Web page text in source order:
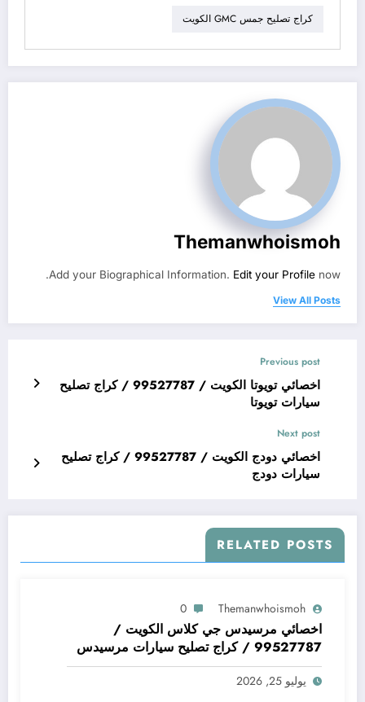
كراج تصليح جمس GMC الكويت
Themanwhoismoh
Add your Biographical Information. Edit your Profile now.
View All Posts
Previous post
اخصائي تويوتا الكويت / 99527787 / كراج تصليح
سيارات تويوتا
Next post
اخصائي دودج الكويت / 99527787 / كراج تصليح
سيارات دودج
RELATED POSTS
Themanwhoismoh
0
اخصائي مرسيدس جي كلاس الكويت /
99527787 / كراج تصليح سيارات مرسيدس
جي كلاس
يوليو 25, 2026